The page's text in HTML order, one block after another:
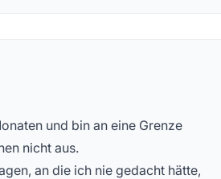
und bin an eine Grenze
nicht aus.
an die ich nie gedacht hätte,